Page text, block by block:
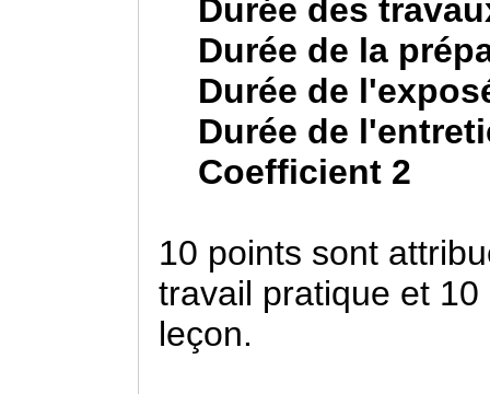
Durée des
Durée de la
Durée de
Durée de
Coefficient 2
10 points sont
travail pratique et
leçon.